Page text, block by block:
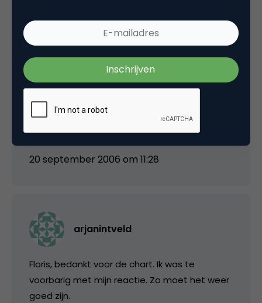
arjanintveld
Ja, maar ik zie dat Albert hem nu ook twee
keer heeft staan. Vreemd, want behalve de
afbeelding verkleinen heb ik weinig veranderd.
Ik zou niet eens wete of ik die tweede weg kan
20 september 2006 om 11:28
arjanintveld
Floris, bedankt voor de chart. Ik was te
voorbarig met mijn reactie. Zo moet het weer
goed zijn.